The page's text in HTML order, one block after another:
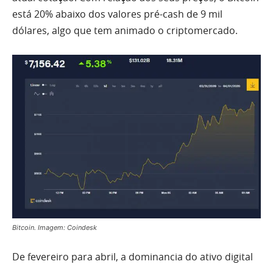
está 20% abaixo dos valores pré-cash de 9 mil
dólares, algo que tem animado o criptomercado.
Bitcoin. Imagem: Coindesk
De fevereiro para abril, a dominancia do ativo digital